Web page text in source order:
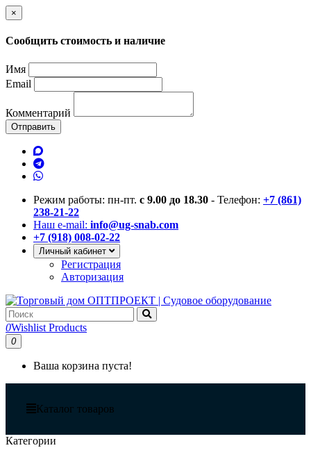
×
Сообщить стоимость и наличие
Имя
Email
Комментарий
Отправить
Режим работы: пн-пт. с 9.00 до 18.30 - Телефон: +7 (861)
238-21-22
Наш e-mail: info@ug-snab.com
+7 (918) 008-02-22
Личный кабинет
Регистрация
Авторизация
0Wishlist Products
0
Ваша корзина пуста!
Каталог товаров
Категории